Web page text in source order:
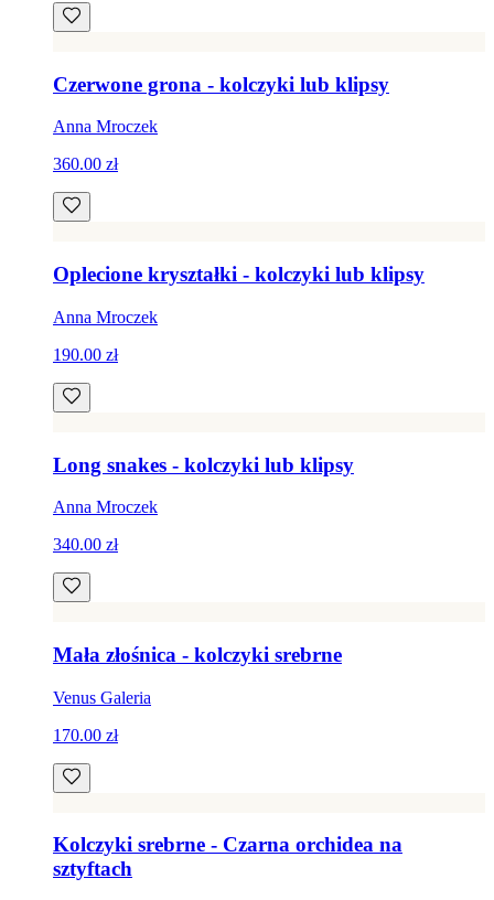
Czerwone grona - kolczyki lub klipsy
Anna Mroczek
360.00 zł
Oplecione kryształki - kolczyki lub klipsy
Anna Mroczek
190.00 zł
Long snakes - kolczyki lub klipsy
Anna Mroczek
340.00 zł
Mała złośnica - kolczyki srebrne
Venus Galeria
170.00 zł
Kolczyki srebrne - Czarna orchidea na
sztyftach